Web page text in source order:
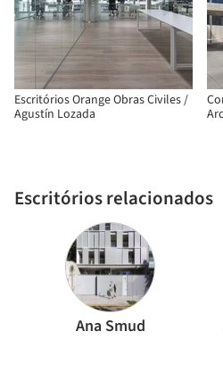
Escritórios Orange Obras Civiles /
Agustín Lozada
Escritórios relacionados
Ana Smud